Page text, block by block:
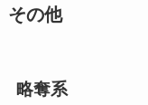
その他
略奪系